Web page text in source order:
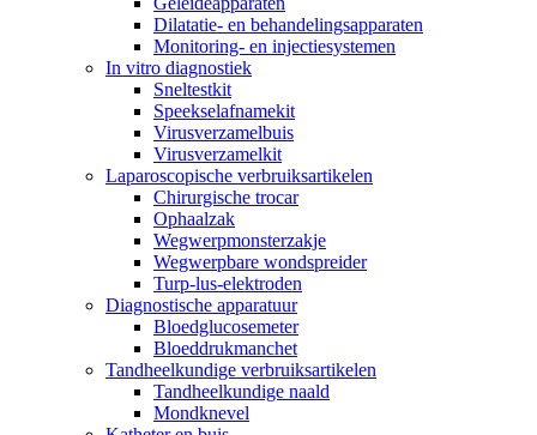
Dilatatie- en behandelingsapparaten
Monitoring- en injectiesystemen
In vitro diagnostiek
Sneltestkit
Speekselafnamekit
Virusverzamelbuis
Virusverzamelkit
Laparoscopische verbruiksartikelen
Chirurgische trocar
Ophaalzak
Wegwerpmonsterzakje
Wegwerpbare wondspreider
Turp-lus-elektroden
Diagnostische apparatuur
Bloedglucosemeter
Bloeddrukmanchet
Tandheelkundige verbruiksartikelen
Tandheelkundige naald
Mondknevel